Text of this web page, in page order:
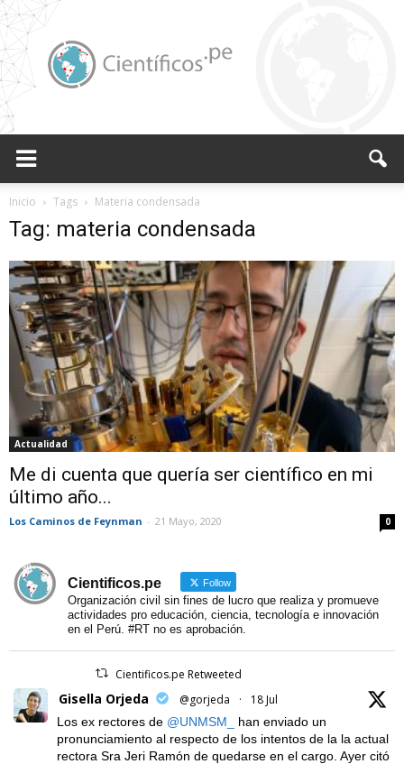
Peruanos
Inicio Tags Materia condensada
Tag: materia condensada
Actualidad
Me di cuenta que quería ser científico en mi
último año...
Los Caminos de Feynman - 21 Mayo, 2020 0
Cientificos.pe Follow
Organización civil sin fines de lucro que realiza y promueve
actividades pro educación, ciencia, tecnología e innovación
en el Perú. #RT no es aprobación.
Cientificos.pe Retweeted
Gisella Orjeda @gorjeda · 18 Jul
Los ex rectores de @UNMSM_
han enviado un
pronunciamiento al respecto de los intentos de la la actual
rectora Sra Jeri Ramón de quedarse en el cargo. Ayer citó